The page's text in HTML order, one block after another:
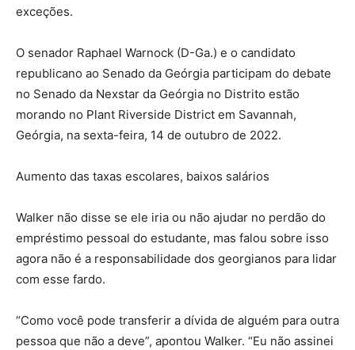
exceções.
O senador Raphael Warnock (D-Ga.) e o candidato
republicano ao Senado da Geórgia participam do debate
no Senado da Nexstar da Geórgia no Distrito estão
morando no Plant Riverside District em Savannah,
Geórgia, na sexta-feira, 14 de outubro de 2022.
Aumento das taxas escolares, baixos salários
Walker não disse se ele iria ou não ajudar no perdão do
empréstimo pessoal do estudante, mas falou sobre isso
agora não é a responsabilidade dos georgianos para lidar
com esse fardo.
“Como você pode transferir a dívida de alguém para outra
pessoa que não a deve”, apontou Walker. “Eu não assinei